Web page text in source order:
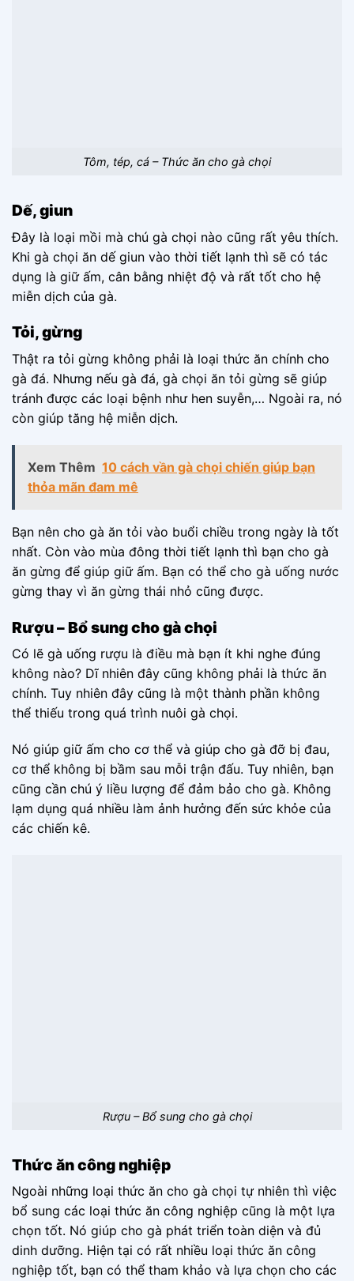
Tôm, tép, cá – Thức ăn cho gà chọi
Dế, giun
Đây là loại mồi mà chú gà chọi nào cũng rất yêu thích.
Khi gà chọi ăn dế giun vào thời tiết lạnh thì sẽ có tác
dụng là giữ ấm, cân bằng nhiệt độ và rất tốt cho hệ
miễn dịch của gà.
Tỏi, gừng
Thật ra tỏi gừng không phải là loại thức ăn chính cho
gà đá. Nhưng nếu gà đá, gà chọi ăn tỏi gừng sẽ giúp
tránh được các loại bệnh như hen suyễn,… Ngoài ra, nó
còn giúp tăng hệ miễn dịch.
Xem Thêm 10 cách vần gà chọi chiến giúp bạn
thỏa mãn đam mê
Bạn nên cho gà ăn tỏi vào buổi chiều trong ngày là tốt
nhất. Còn vào mùa đông thời tiết lạnh thì bạn cho gà
ăn gừng để giúp giữ ấm. Bạn có thể cho gà uống nước
gừng thay vì ăn gừng thái nhỏ cũng được.
Rượu – Bổ sung cho gà chọi
Có lẽ gà uống rượu là điều mà bạn ít khi nghe đúng
không nào? Dĩ nhiên đây cũng không phải là thức ăn
chính. Tuy nhiên đây cũng là một thành phần không
thể thiếu trong quá trình nuôi gà chọi.
Nó giúp giữ ấm cho cơ thể và giúp cho gà đỡ bị đau,
cơ thể không bị bầm sau mỗi trận đấu. Tuy nhiên, bạn
cũng cần chú ý liều lượng để đảm bảo cho gà. Không
lạm dụng quá nhiều làm ảnh hưởng đến sức khỏe của
các chiến kê.
Rượu – Bổ sung cho gà chọi
Thức ăn công nghiệp
Ngoài những loại thức ăn cho gà chọi tự nhiên thì việc
bổ sung các loại thức ăn công nghiệp cũng là một lựa
chọn tốt. Nó giúp cho gà phát triển toàn diện và đủ
dinh dưỡng. Hiện tại có rất nhiều loại thức ăn công
nghiệp tốt, bạn có thể tham khảo và lựa chọn cho các